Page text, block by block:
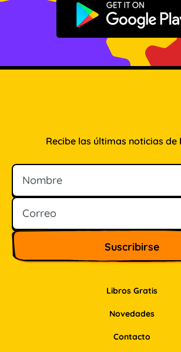
Disponible
Libros Gratis
Novedades
Contacto
Recibe las últimas noticias de
Nombre
Correo